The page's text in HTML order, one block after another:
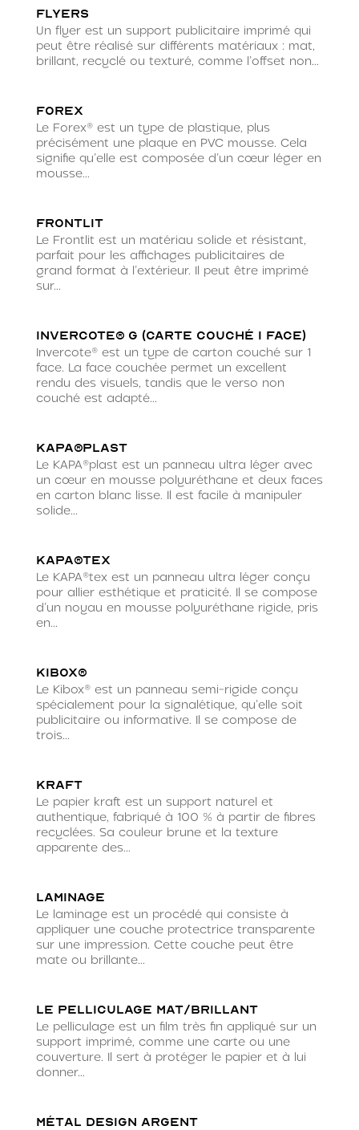
Flyers
Un flyer est un support publicitaire imprimé qui
peut être réalisé sur différents matériaux : mat,
brillant, recyclé ou texturé, comme l’offset non...
Forex
Le Forex® est un type de plastique, plus
précisément une plaque en PVC mousse. Cela
signifie qu’elle est composée d’un cœur léger en
mousse...
Frontlit
Le Frontlit est un matériau solide et résistant,
parfait pour les affichages publicitaires de
grand format à l’extérieur. Il peut être imprimé
sur...
Invercote® G (carte couché 1 face)
Invercote® est un type de carton couché sur 1
face. La face couchée permet un excellent
rendu des visuels, tandis que le verso non
couché est adapté...
KAPA®plast
Le KAPA®plast est un panneau ultra léger avec
un cœur en mousse polyuréthane et deux faces
en carton blanc lisse. Il est facile à manipuler
solide...
KAPA®tex
Le KAPA®tex est un panneau ultra léger conçu
pour allier esthétique et praticité. Il se compose
d’un noyau en mousse polyuréthane rigide, pris
en...
Kibox®
Le Kibox® est un panneau semi-rigide conçu
spécialement pour la signalétique, qu’elle soit
publicitaire ou informative. Il se compose de
trois...
Kraft
Le papier kraft est un support naturel et
authentique, fabriqué à 100 % à partir de fibres
recyclées. Sa couleur brune et la texture
apparente des...
Laminage
Le laminage est un procédé qui consiste à
appliquer une couche protectrice transparente
sur une impression. Cette couche peut être
mate ou brillante...
Le pelliculage mat/brillant
Le pelliculage est un film très fin appliqué sur un
support imprimé, comme une carte ou une
couverture. Il sert à protéger le papier et à lui
donner...
Métal Design argent